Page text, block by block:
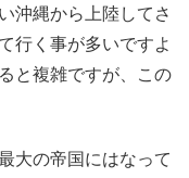
沖縄から上陸してさ
行く事が多いですよ
と複雑ですが、この
大の帝国にはなって